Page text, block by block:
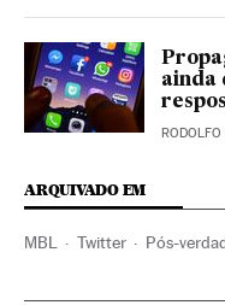
ainda
RODOLFO
ARQUIVADO EM
MBL Twitter Pós-